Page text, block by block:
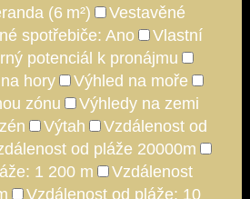
(6 m²)
Vestavěné
spotřebiče: Ano
Vlastní
potenciál k pronájmu
hory
Výhled na moře
zónu
Výhledy na zemi
Výtah
Vzdálenost od
od pláže 20000m
1 200 m
Vzdálenost
Vzdálenost od pláže: 10